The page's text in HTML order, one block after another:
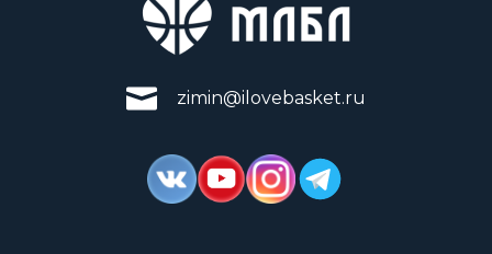
zimin@ilovebasket.ru